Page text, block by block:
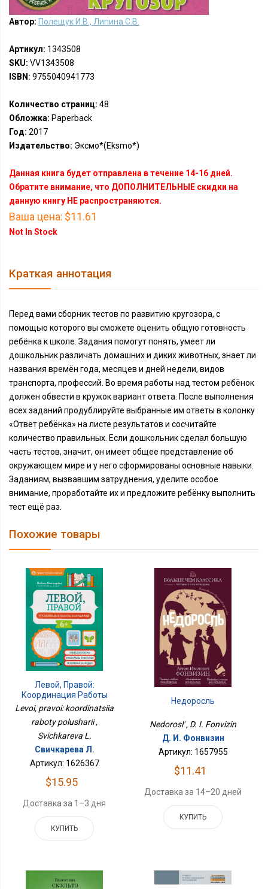
Автор: Полещук И.В., Липина С.В.
Артикул: 1343508
SKU: VV1343508
ISBN: 9755040941773
Количество страниц: 48
Обложка: Paperback
Год: 2017
Издательство: Эксмо*(Eksmo*)
Данная книга будет отправлена в течение 14-16 дней.
Обратите внимание, что ДОПОЛНИТЕЛЬНЫЕ скидки на
данную книгу НЕ распространяются.
Ваша цена: $11.61
Not In Stock
Краткая аннотация
Перед вами сборник тестов по развитию кругозора, с
помощью которого вы сможете оценить общую готовность
ребёнка к школе. Задания помогут понять, умеет ли
дошкольник различать домашних и диких животных, знает ли
названия времён года, месяцев и дней недели, видов
транспорта, профессий. Во время работы над тестом ребёнок
должен обвести в кружок вариант ответа. После выполнения
всех заданий продублируйте выбранные им ответы в колонку
«Ответ ребёнка» на листе результатов и сосчитайте
количество правильных. Если дошкольник сделал большую
часть тестов, значит, он имеет общее представление об
окружающем мире и у него сформированы основные навыки.
Заданиям, вызвавшим затруднения, уделите особое
внимание, проработайте их и предложите ребёнку выполнить
тест ещё раз.
Похожие товары
Левой, Правой:
Координация Работы
Полушарий
Levoi, pravoi: koordinatsiia
raboty polusharii ,
Svichkareva L.
Свичкарева Л.
Артикул: 1626367
$15.95
Доставка за 1–3 дня
КУПИТЬ
Недоросль
Nedorosl' , D. I. Fonvizin
Д. И. Фонвизин
Артикул: 1657955
$11.41
Доставка за 14–20 дней
КУПИТЬ